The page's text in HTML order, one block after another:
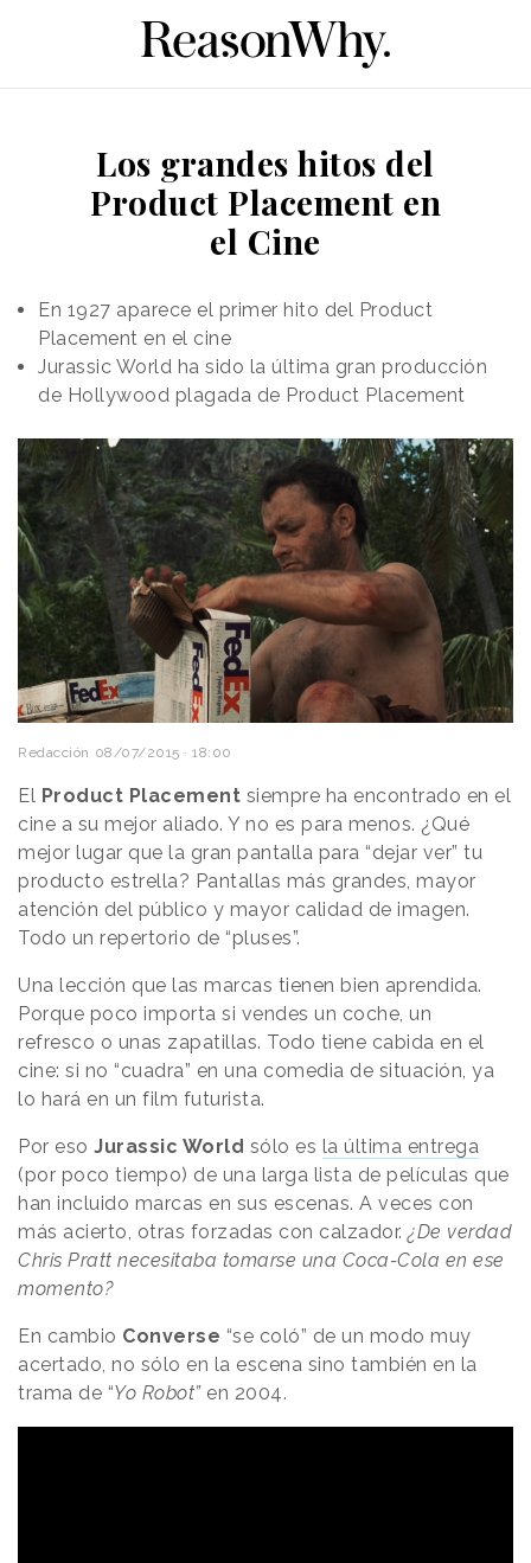
Los grandes hitos del
Product Placement en
el Cine
En 1927 aparece el primer hito del Product
Placement en el cine
Jurassic World ha sido la última gran producción
de Hollywood plagada de Product Placement
Redacción 08/07/2015 · 18:00
El Product Placement siempre ha encontrado en el
cine a su mejor aliado. Y no es para menos. ¿Qué
mejor lugar que la gran pantalla para “dejar ver” tu
producto estrella? Pantallas más grandes, mayor
atención del público y mayor calidad de imagen.
Todo un repertorio de “pluses”.
Una lección que las marcas tienen bien aprendida.
Porque poco importa si vendes un coche, un
refresco o unas zapatillas. Todo tiene cabida en el
cine: si no “cuadra” en una comedia de situación, ya
lo hará en un film futurista.
Por eso Jurassic World sólo es la última entrega
(por poco tiempo) de una larga lista de películas que
han incluido marcas en sus escenas. A veces con
más acierto, otras forzadas con calzador.¿De verdad
Chris Pratt necesitaba tomarse una Coca-Cola en ese
momento?
En cambio Converse “se coló” de un modo muy
acertado, no sólo en la escena sino también en la
trama de “Yo Robot”en 2004.